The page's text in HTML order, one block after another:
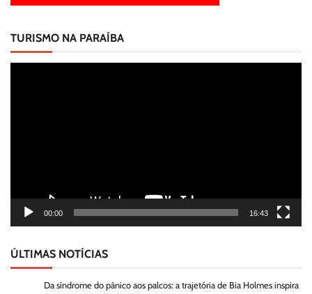
TURISMO NA PARAÍBA
00:00 16:43
ÚLTIMAS NOTÍCIAS
Da síndrome do pânico aos palcos: a trajetória de Bia Holmes inspira